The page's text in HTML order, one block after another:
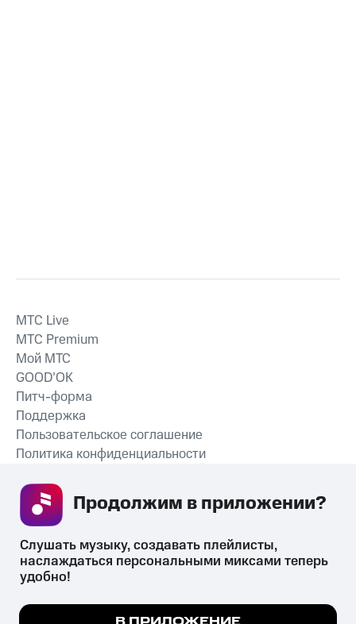
СКАЧАТЬ ПРИЛОЖЕНИЕ
MTС Live
MTС Premium
Мой МТС
GOOD’OK
Питч-форма
Поддержка
Пользовательское соглашение
Политика конфиденциальности
психотропных веществ, их аналогов причиняет вред здоровью,
Мы используем куки, чтобы на сайте все
Слушать музыку, создавать плейлисты,
наслаждаться персональными миксами теперь
удобно!